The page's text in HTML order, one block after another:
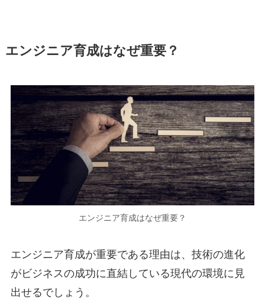
エンジニア育成はなぜ重要？
エンジニア育成はなぜ重要？
エンジニア育成が重要である理由は、技術の進化
がビジネスの成功に直結している現代の環境に見
出せるでしょう。